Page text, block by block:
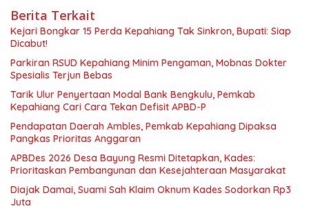
Berita Terkait
Kejari Bongkar 15 Perda Kepahiang Tak Sinkron, Bupati: Siap
Dicabut!
Parkiran RSUD Kepahiang Minim Pengaman, Mobnas Dokter
Spesialis Terjun Bebas
Tarik Ulur Penyertaan Modal Bank Bengkulu, Pemkab
Kepahiang Cari Cara Tekan Defisit APBD-P
Pendapatan Daerah Ambles, Pemkab Kepahiang Dipaksa
Pangkas Prioritas Anggaran
APBDes 2026 Desa Bayung Resmi Ditetapkan, Kades:
Prioritaskan Pembangunan dan Kesejahteraan Masyarakat
Diajak Damai, Suami Sah Klaim Oknum Kades Sodorkan Rp3
Juta